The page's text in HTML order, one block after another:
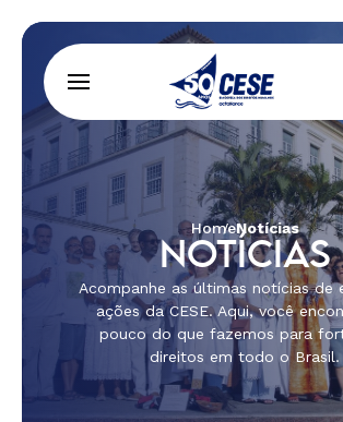
HomeNotícias
NOTÍCIAS
Acompanhe as últimas notícias de
ações da CESE. Aqui, você
pouco do que fazemos para
direitos em todo o Brasil.